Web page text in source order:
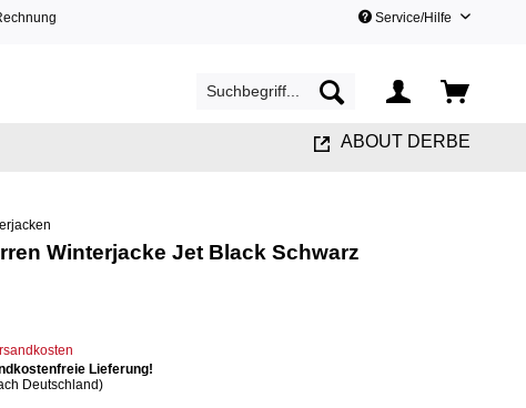
Service/Hilfe
ABOUT DERBE
Winterjacke Jet Black Schwarz
Lieferung!
Deutschland)